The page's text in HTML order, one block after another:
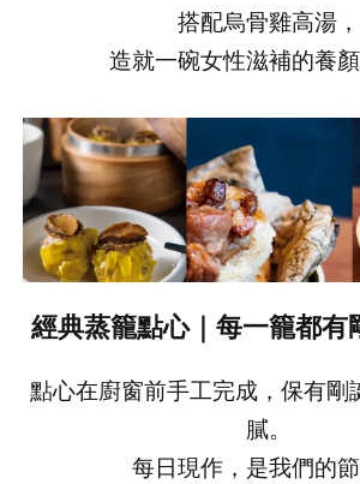
搭配烏骨雞高湯，
造就一碗女性滋補的養顏
經典蒸籠點心｜每一籠都有
點心在廚窗前手工完成，保有剛
膩。
每日現作，是我們的節